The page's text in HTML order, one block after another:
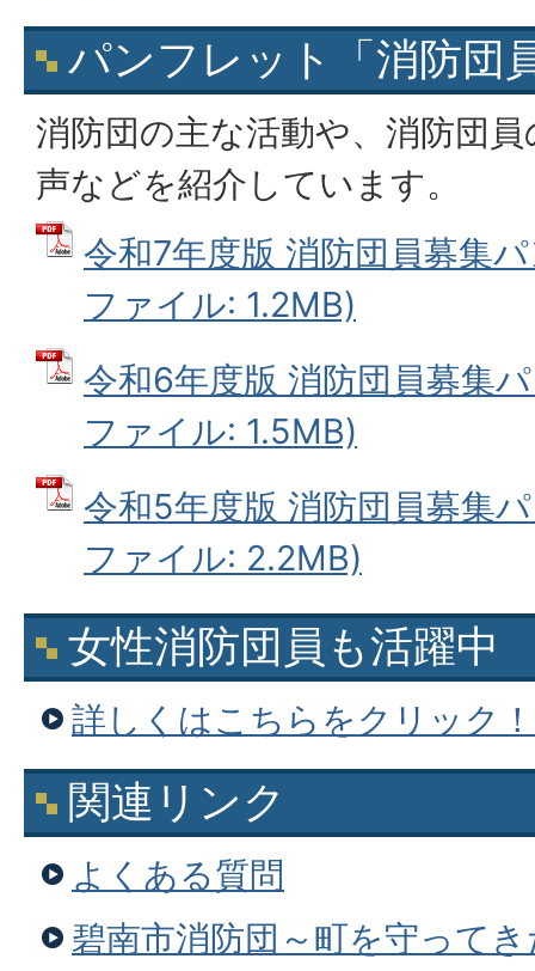
パンフレット「消防団
消防団の主な活動や、消防団
声などを紹介しています。
令和7年度版 消防団員募集
ファイル: 1.2MB)
令和6年度版 消防団員募集
ファイル: 1.5MB)
令和5年度版 消防団員募集
ファイル: 2.2MB)
女性消防団員も活躍中
詳しくはこちらをクリック！
関連リンク
よくある質問
碧南市消防団～町を守って